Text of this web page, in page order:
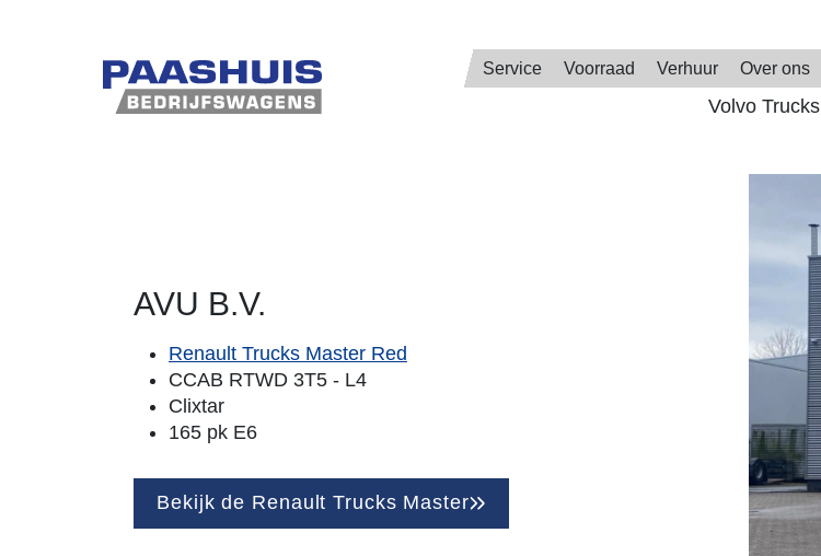
Volvo Trucks
Service Voorraad Verhuur Over ons
AVU B.V.
Renault Trucks Master Red
CCAB RTWD 3T5 - L4
Clixtar
165 pk E6
Bekijk de Renault Trucks Master